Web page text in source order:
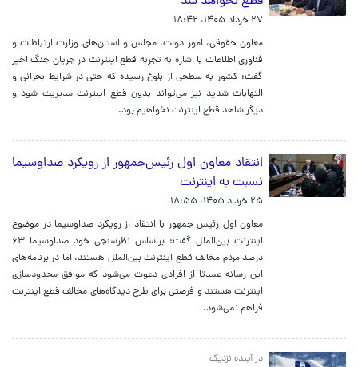
۲۷ خرداد ۱۴۰۵، ۱۸:۴۲
معاون حقوقی، امور دولت، مجلس و استان‌های وزارت ارتباطات و
فناوری اطلاعات با اشاره به تجربه قطع اینترنت در جریان جنگ اخیر
گفت: کشور به سطحی از بلوغ رسیده که حتی در شرایط بحرانی و
التهابات شدید نیز می‌تواند بدون قطع اینترنت مدیریت شود و
دیگر شاهد قطع اینترنت نخواهیم بود.
انتقاد معاون اول رئیس‌جمهور از رویکرد صداوسیما
نسبت به اینترنت
۲۵ خرداد ۱۴۰۵، ۱۸:۵۵
معاون اول رئیس جمهور با انتقاد از رویکرد صداوسیما در موضوع
اینترنت بین‌الملل گفت: براساس نظرسنجی خود صداوسیما ۶۳
درصد مردم مخالف قطع اینترنت بین‌الملل هستند، اما در برنامه‌های
این رسانه عمدتا از افرادی دعوت می‌شود که موافق محدودسازی
اینترنت هستند و فرصتی برای طرح دیدگاه‌های مخالف قطع اینترنت
فراهم نمی‌شود.
در آینده نزدیک